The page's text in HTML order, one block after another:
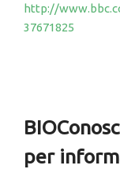
http://
37671825
per